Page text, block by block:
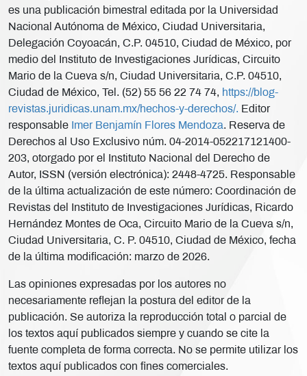
es una publicación bimestral editada por la Universidad
Nacional Autónoma de México, Ciudad Universitaria,
Delegación Coyoacán, C.P. 04510, Ciudad de México, por
medio del Instituto de Investigaciones Jurídicas, Circuito
Mario de la Cueva s/n, Ciudad Universitaria, C.P. 04510,
Ciudad de México, Tel. (52) 55 56 22 74 74, https://blog-
revistas.juridicas.unam.mx/hechos-y-derechos/. Editor
responsable Imer Benjamín Flores Mendoza. Reserva de
Derechos al Uso Exclusivo núm. 04-2014-052217121400-
203, otorgado por el Instituto Nacional del Derecho de
Autor, ISSN (versión electrónica): 2448-4725. Responsable
de la última actualización de este número: Coordinación de
Revistas del Instituto de Investigaciones Jurídicas, Ricardo
Hernández Montes de Oca, Circuito Mario de la Cueva s/n,
Ciudad Universitaria, C. P. 04510, Ciudad de México, fecha
de la última modificación: marzo de 2026.
Las opiniones expresadas por los autores no
necesariamente reflejan la postura del editor de la
publicación. Se autoriza la reproducción total o parcial de
los textos aquí publicados siempre y cuando se cite la
fuente completa de forma correcta. No se permite utilizar los
textos aquí publicados con fines comerciales.